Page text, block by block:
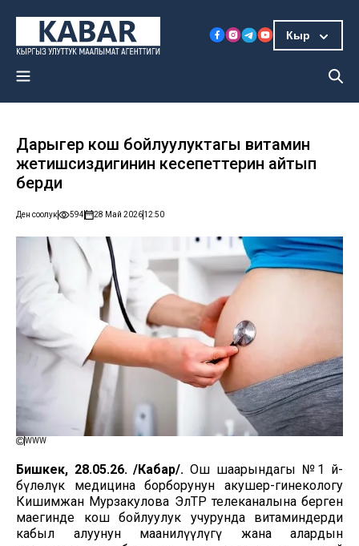
Кыр
Дарыгер кош бойлуулуктагы витамин
жетишсиздигинин кесепеттерин айтып
берди
Ден соолук 594 28 Май 202612:50
WWW
Бишкек, 28.05.26. /Кабар/. Ош шаарындагы №1 Үй-
бүлөлүк медицина борборунун акушер-гинекологу
Кишимжан Мурзакулова ЭлТР телеканалына берген
маегинде кош бойлуулук учурунда витаминдерди
кабыл алуунун маанилүүлүгү жана алардын